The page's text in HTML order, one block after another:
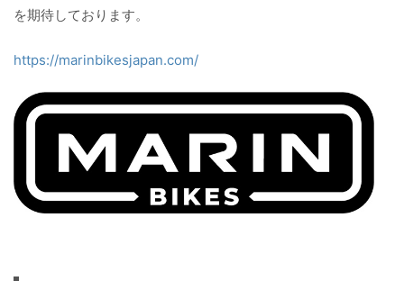
を期待しております。
https://marinbikesjapan.com/